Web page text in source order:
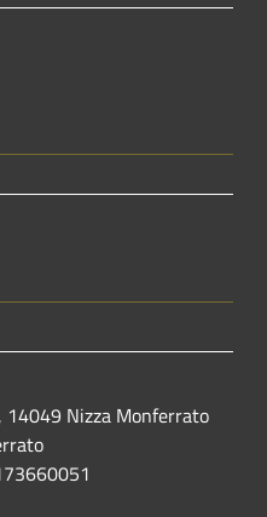
14049 Nizza Monferrato